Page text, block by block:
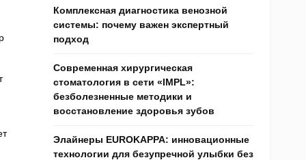
Комплексная диагностика венозной
системы: почему важен экспертный
подход
Современная хирургическая
стоматология в сети «IMPL»:
безболезненные методики и
восстановление здоровья зубов
Элайнеры EUROKAPPA: инновационные
технологии для безупречной улыбки без